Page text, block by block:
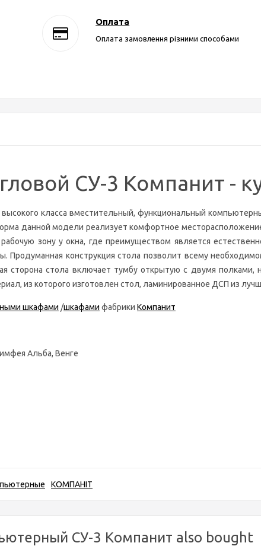
Оплата
Оплата замовлення різними способами
СУ-3 Компанит -
класса вместительный, функциональный
данной модели реализует комфортное
зону у окна, где преимуществом является
Продуманная конструкция стола позволит всему
сторона стола включает тумбу открытую с двумя
из которого изготовлен стол, ламинированное ДСП из
шкафами /шкафами фабрики Компанит
Альба, Венге
КОМПАНІТ
СУ-3 Компанит also bought